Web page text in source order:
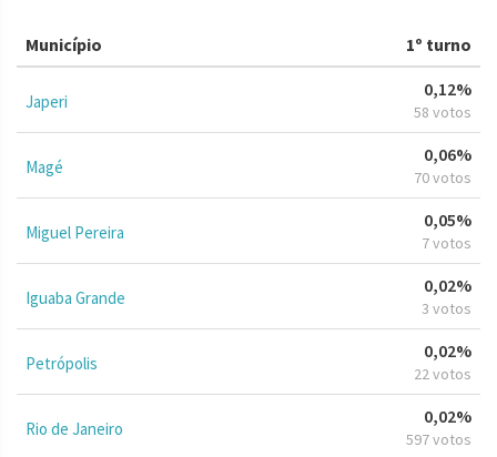
Município 1º turno
Japeri
0,12%
58 votos
Magé
0,06%
70 votos
Miguel Pereira
0,05%
7 votos
Iguaba Grande
0,02%
3 votos
Petrópolis
0,02%
22 votos
Rio de Janeiro
0,02%
597 votos